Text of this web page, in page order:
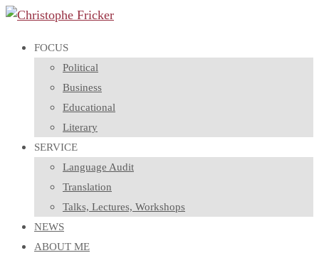
FOCUS
Political
Business
Educational
Literary
SERVICE
Language Audit
Translation
Talks, Lectures, Workshops
NEWS
ABOUT ME